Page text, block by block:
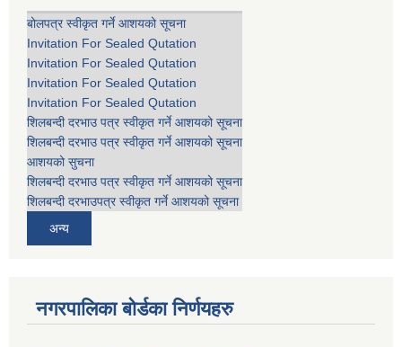
बोलपत्र स्वीकृत गर्ने आशयको सूचना
Invitation For Sealed Qutation
Invitation For Sealed Qutation
Invitation For Sealed Qutation
Invitation For Sealed Qutation
शिलबन्दी दरभाउ पत्र स्वीकृत गर्ने आशयको सूचना
शिलबन्दी दरभाउ पत्र स्वीकृत गर्ने आशयको सूचना
आशयको सुचना
शिलबन्दी दरभाउ पत्र स्वीकृत गर्ने आशयको सूचना
शिलबन्दी दरभाउपत्र स्वीकृत गर्ने आशयको सूचना
अन्य
नगरपालिका बोर्डका निर्णयहरु